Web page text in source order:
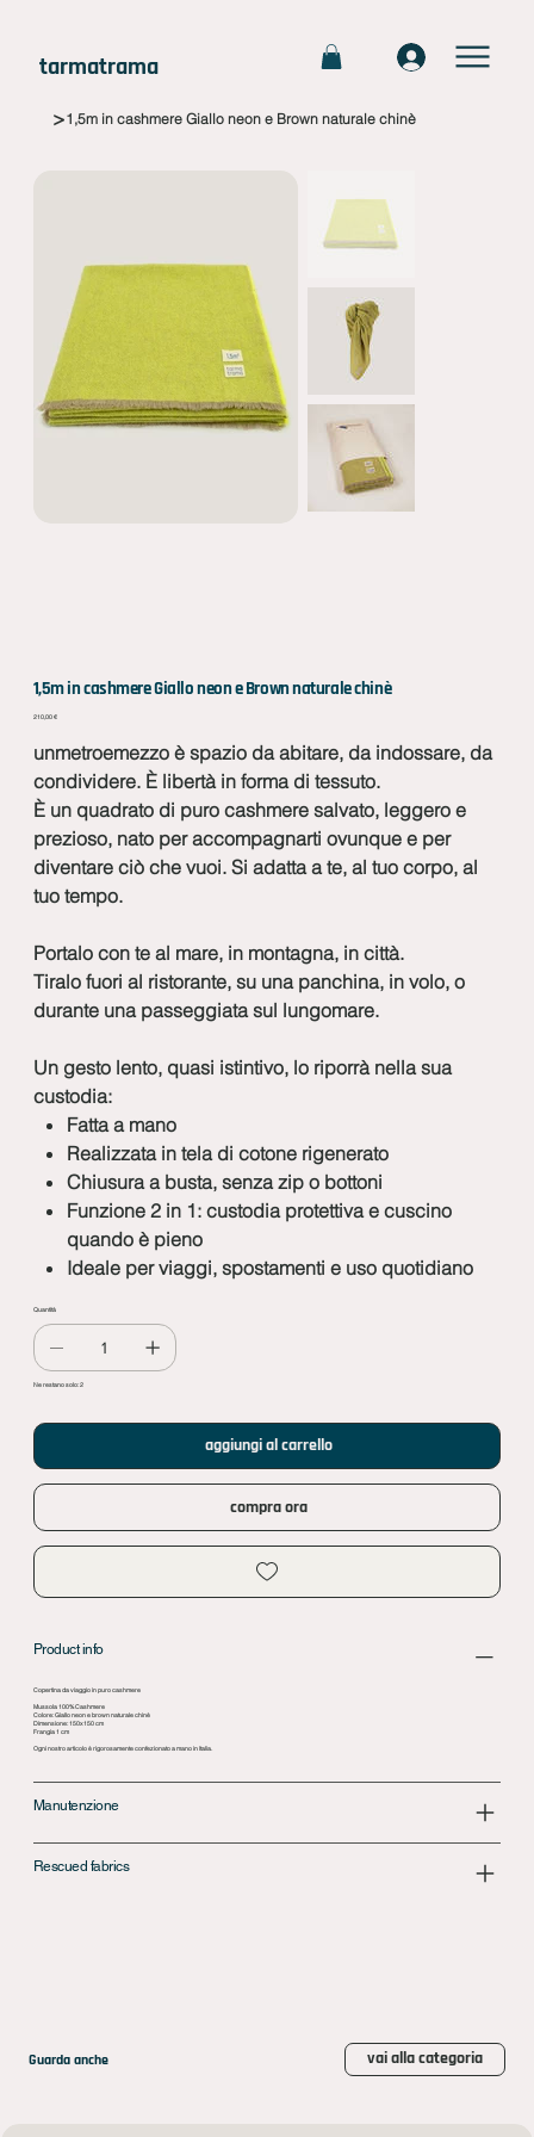
tarmatrama
>1,5m in cashmere Giallo neon e Brown naturale chinè
1,5m in cashmere Giallo neon e Brown naturale chinè
Prezzo
210,00 €
unmetroemezzo è spazio da abitare, da indossare, da
condividere. È libertà in forma di tessuto.
È un quadrato di puro cashmere salvato, leggero e
prezioso, nato per accompagnarti ovunque e per
diventare ciò che vuoi. Si adatta a te, al tuo corpo, al
tuo tempo.
Portalo con te al mare, in montagna, in città.
Tiralo fuori al ristorante, su una panchina, in volo, o
durante una passeggiata sul lungomare.
Un gesto lento, quasi istintivo, lo riporrà nella sua
custodia:
Fatta a mano
Realizzata in tela di cotone rigenerato
Chiusura a busta, senza zip o bottoni
Funzione 2 in 1: custodia protettiva e cuscino
quando è pieno
Ideale per viaggi, spostamenti e uso quotidiano
Quantità
Ne restano solo: 2
aggiungi al carrello
compra ora
Product info
Copertina da viaggio in puro cashmere
Mussola 100% Cashmere
Colore: Giallo neon e brown naturale chinè
Dimensione: 150x150 cm
Frangia 1 cm
Ogni nostro articolo è rigorosamente confezionato a mano in Italia.
Manutenzione
Rescued fabrics
Guarda anche vai alla categoria